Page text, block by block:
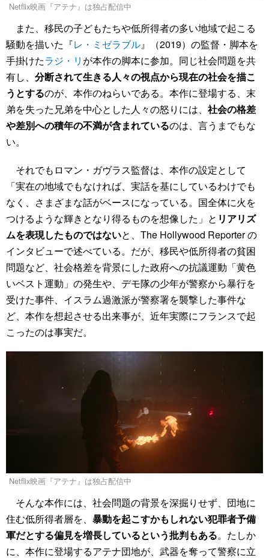
Netflix映画『アテナ』は独占配信中
また、移民の子どもたちや低所得者の多い地域で起こる
騒動を描いた『レ・ミゼラブル』（2019）の監督・脚本を
手掛けたラジ・リ が本作の脚本に参加。同じ社会問題を共
有し、 分断されて生きる人々の視点から現在の社会を描こ
うとするのが、本作のねらいである。本作に登場する、末
弟を失った兄弟を中心とした人々の怒りには、 社会の格差
や差別への積年の不満が含まれているのは、言うまでもな
い。
それでもロマン・ガヴラス監督は、本作の設定として
「実在の地域でもなければ、実話を基にしているわけでも
なく、さまざまな話がベースになっている。国全体に火を
つけるような輝きとなり得るものを想像した」と リアリズ
ムを表現したものではないと、The Hollywood Reporter の
インタビューで述べている。だが、移民や低所得者の貧困
問題など、社会格差を背景にした政府への抗議運動「黄色
いベスト運動」の発生や、デモ隊の少年が警察から暴行を
受けた事件、イスラム過激派が警察署を襲撃した事件な
ど、本作を想起させる出来事が、近年実際にフランスで起
こったのは事実だ。
Netflix映画『アテナ』は独占配信中
そんな本作には、社会問題の背景を深掘りせず、団地に
住む低所得者層を、 暴動を起こすかもしれない犯罪者予備
軍だとする偏見を増長しているという批判もある。たしか
に、本作に登場するアテナ団地が、武器を奪って警察に立